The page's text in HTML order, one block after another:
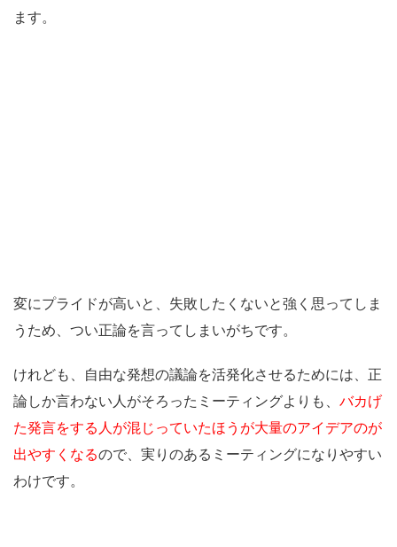
ます。
変にプライドが高いと、失敗したくないと強く思ってしま
うため、つい正論を言ってしまいがちです。
けれども、自由な発想の議論を活発化させるためには、正
論しか言わない人がそろったミーティングよりも、 バカげ
た発言をする人が混じっていたほうが大量のアイデアのが
出やすくなるので、実りのあるミーティングになりやすい
わけです。